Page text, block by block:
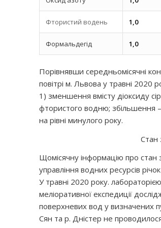
Фтористий водень 1,0
Формальдегід 1,0
Порівнявши середньомісячні
повітрі м. Львова у травні 2020
1) зменшення вмісту діоксиду
фтористого водню; збільшення
на рівні минулого року.
Стан
Щомісячну інформацію про
управління водних ресурсів
У травні 2020 року.
меліоративної експедиції
поверхневих вод у визначених
Сян та р. Дністер не